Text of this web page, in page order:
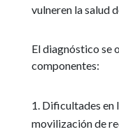
vulneren la salud
El diagnóstico se
componentes:
Dificultades en
movilización de